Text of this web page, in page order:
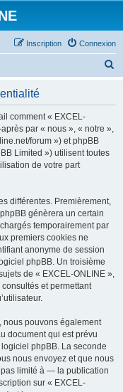
Connexion
Inscription
comment « EXCEL-
par « nous », « notre »,
forum ») et phpBB
Limited ») utilisent toutes
de votre part
différentes. Premièrement,
génèrera un certain
temporairement par
premiers cookies ne
anonyme de session
phpBB. Un troisième
de « EXCEL-ONLINE »,
et permettant
nous pouvons également
document qui est prévu
phpBB. La seconde
nous envoyez et que nous
limité à — la publication
sur « EXCEL-